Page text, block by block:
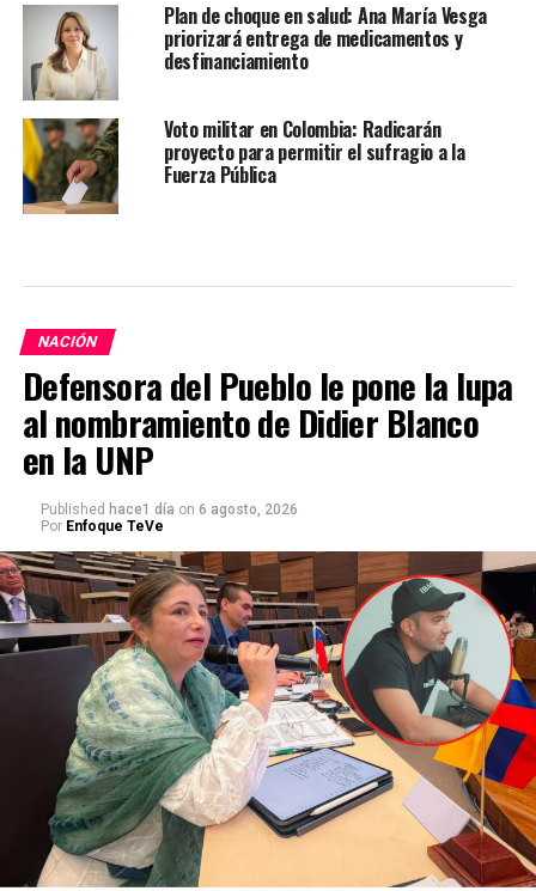
Plan de choque en salud: Ana María Vesga
priorizará entrega de medicamentos y
desfinanciamiento
Voto militar en Colombia: Radicarán
proyecto para permitir el sufragio a la
Fuerza Pública
NACIÓN
Defensora del Pueblo le pone la lupa
al nombramiento de Didier Blanco
en la UNP
Published hace1 día on 6 agosto, 2026
Por Enfoque TeVe